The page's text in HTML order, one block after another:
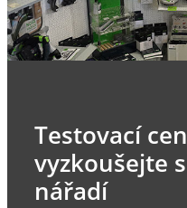
Testovací
vyzkoušejte
nářadí